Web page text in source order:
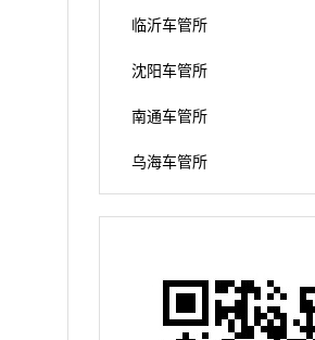
临沂车管所
沈阳车管所
南通车管所
乌海车管所